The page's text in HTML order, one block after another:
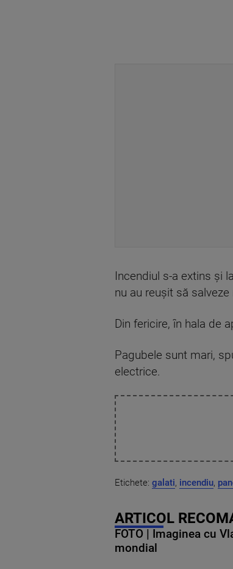
Incendiul s-a extins și
nu au reușit să salveze
Din fericire, în hala de
Pagubele sunt mari,
electrice.
Etichete: galati, incendiu,
ARTICOL
FOTO | Imaginea cu
mondial